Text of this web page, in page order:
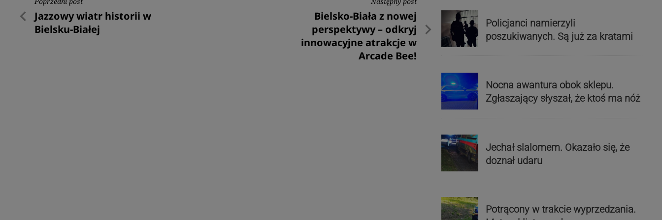
Nawigacja
wpisu
Poprzedni
post
Jazzowy wiatr historii w
Bielsku-Białej
Następny
post
Bielsko-Biała z nowej
perspektywy – odkryj
innowacyjne atrakcje w
Arcade Bee!
Policjanci namierzyli
poszukiwanych. Są już za kratami
Nocna awantura obok sklepu.
Zgłaszający słyszał, że ktoś ma nóż
Jechał slalomem. Okazało się, że
doznał udaru
Potrącony w trakcie wyprzedzania.